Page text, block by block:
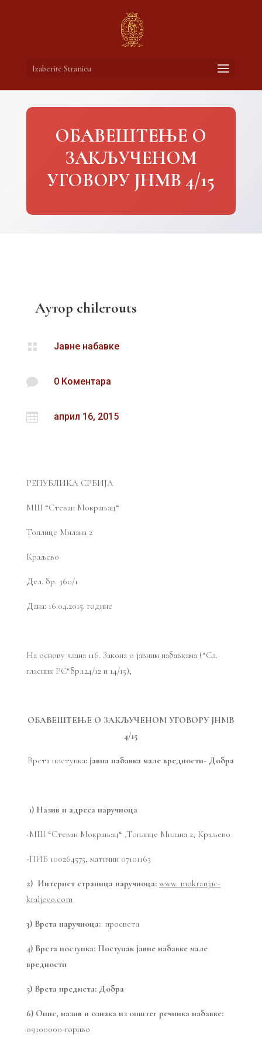
Izaberite Stranicu
ОБАВЕШТЕЊЕ О
ЗАКЉУЧЕНОМ
УГОВОРУ ЈНМВ 4/15
Аутор chilerouts
 Јавне набавке
 0 Коментара
 април 16, 2015
РЕПУБЛИКА СРБИЈА
МШ “Стеван Мокрањац“
Топлице Милана 2
Краљево
Дел. бр. 360/1
Дана: 16.04.2015. године
На основу члана 116. Закона о јавним набавкама (“Сл.
гласник РС“бр.124/12 и 14/15),
ОБАВЕШТЕЊЕ О ЗАКЉУЧЕНОМ УГОВОРУ ЈНМВ
4/15
Врста поступка: јавна набавка мале вредности- Добра
1) Назив и адреса наручиоца
-МШ “Стеван Мокрањац“ ,Топлице Милана 2, Краљево
-ПИБ 100264575, матични 07101163
2) Интернет страница наручиоца: www. mokranjac-
kraljevo.com
3) Врста наручиоца:просвета
4) Врста поступка: Поступак јавне набавке мале
вредности
5) Врста предмета: Добра
6) Опис, назив и ознака из општег речника набавке:
09100000-гориво